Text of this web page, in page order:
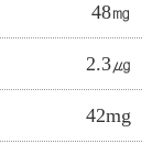
48㎎
2.3㎍
42mg